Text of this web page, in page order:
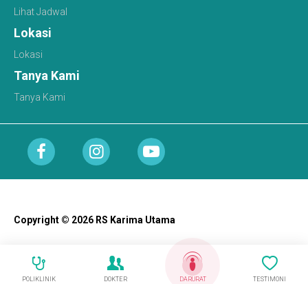
Lihat Jadwal
Lokasi
Lokasi
Tanya Kami
Tanya Kami
Copyright © 2026 RS Karima Utama
POLIKLINIK DOKTER DARURAT TESTIMONI